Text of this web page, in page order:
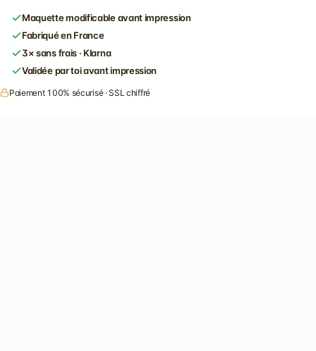
Maquette modificable avant impression
Fabriqué en France
3× sans frais · Klarna
Validée par toi avant impression
Paiement 100% sécurisé · SSL chiffré